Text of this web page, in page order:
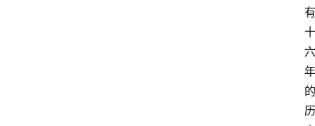
有
十
六
年
的
历